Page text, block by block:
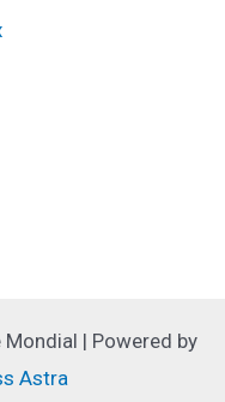
| Powered by
Astra